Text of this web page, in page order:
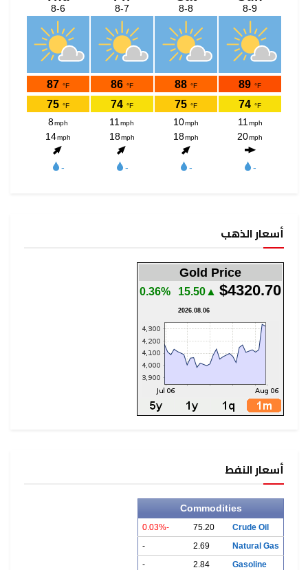
أسعار الذهب
Gold Price
$4320.70
▲15.50
0.36%
2026.08.06
أسعار النفط
Commodities
Crude Oil
75.20
-0.03%
Natural Gas
2.69
-
Gasoline
2.84
-